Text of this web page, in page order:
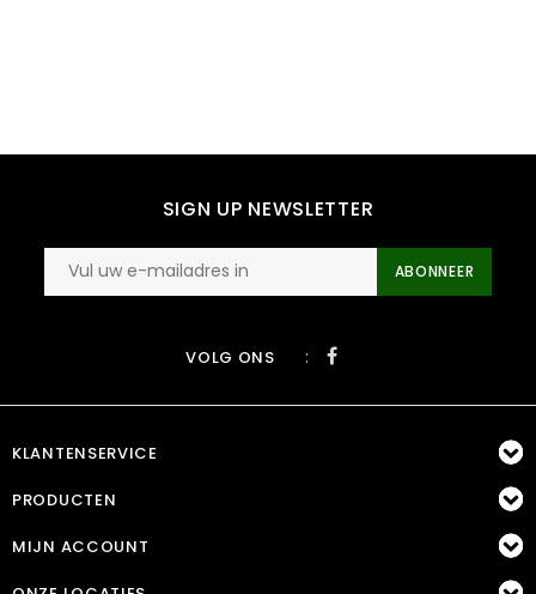
SIGN UP NEWSLETTER
ABONNEER
VOLG ONS :
KLANTENSERVICE
PRODUCTEN
MIJN ACCOUNT